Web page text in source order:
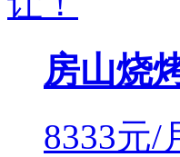
房山烧
8333元/